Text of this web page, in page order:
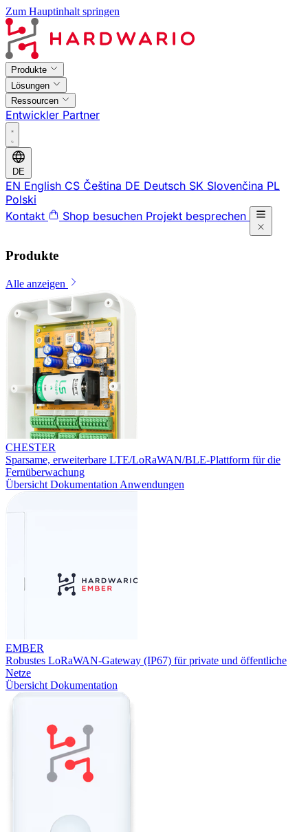
Zum Hauptinhalt springen
Produkte
Lösungen
Ressourcen
Entwickler Partner
DE
EN English CS Čeština DE Deutsch SK Slovenčina PL
Polski
Kontakt
Shop besuchen Projekt besprechen
Produkte
Alle anzeigen
CHESTER
Sparsame, erweiterbare LTE/LoRaWAN/BLE-Plattform für die
Fernüberwachung
Übersicht Dokumentation Anwendungen
EMBER
Robustes LoRaWAN-Gateway (IP67) für private und öffentliche
Netze
Übersicht Dokumentation